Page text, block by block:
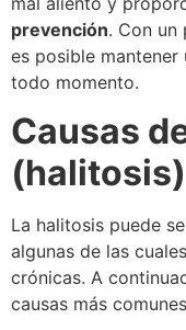
prevención. Con un
es posible
todo momento.
Causas
(halitosis)
La halitosis puede
algunas de las
crónicas. A
causas más